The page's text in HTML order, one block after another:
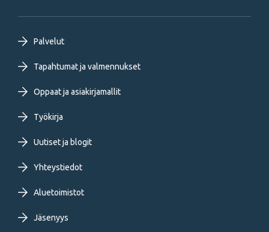
Footer
primary
menu
FI
Palvelut
Tapahtumat ja valmennukset
Oppaat ja asiakirjamallit
Työkirja
Uutiset ja blogit
Yhteystiedot
Aluetoimistot
Jäsenyys